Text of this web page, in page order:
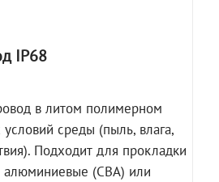
IP68
в литом полимерном
среды (пыль, влага,
Подходит для прокладки
алюминиевые (СВА) или